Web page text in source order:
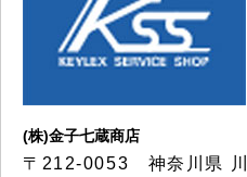
(株)金子七蔵商店
〒212-0053 神奈川県